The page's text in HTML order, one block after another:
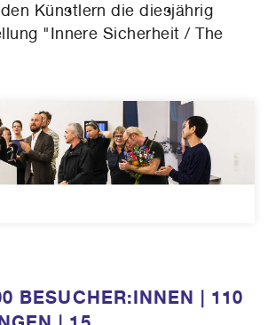
Künstlern die diesjährig
"Innere Sicherheit / The
BESUCHER:INNEN | 110